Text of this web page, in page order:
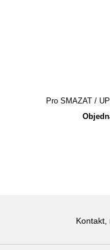
Pro SMAZAT /
Kontakt,